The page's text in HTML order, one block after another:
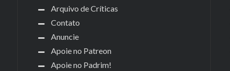
Arquivo de Críticas
Contato
Anuncie
Apoie no Patreon
Apoie no Padrim!